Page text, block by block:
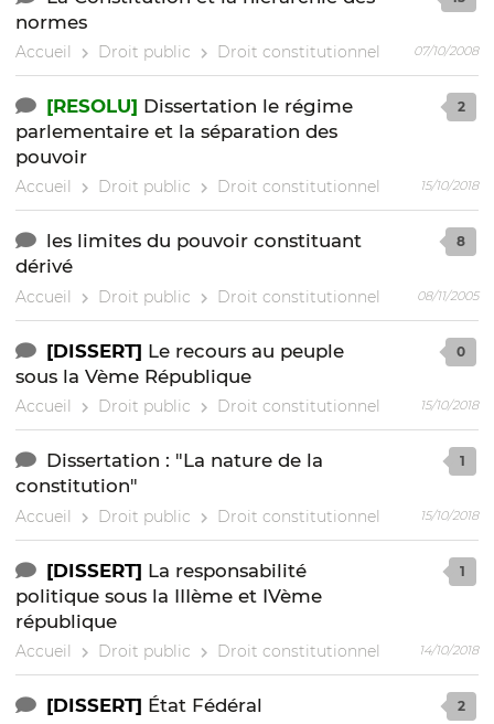
normes
Accueil Droit public Droit constitutionnel 07/10/2008
[RESOLU] Dissertation le régime
parlementaire et la séparation des
pouvoir
Accueil Droit public Droit constitutionnel
2
15/10/2018
les limites du pouvoir constituant
dérivé
Accueil Droit public Droit constitutionnel
8
08/11/2005
[DISSERT] Le recours au peuple
sous la Vème République
Accueil Droit public Droit constitutionnel
0
15/10/2018
Dissertation : "La nature de la
constitution"
Accueil Droit public Droit constitutionnel
1
15/10/2018
[DISSERT] La responsabilité
politique sous la IIIème et IVème
république
Accueil Droit public Droit constitutionnel
1
14/10/2018
[DISSERT] État Fédéral 2